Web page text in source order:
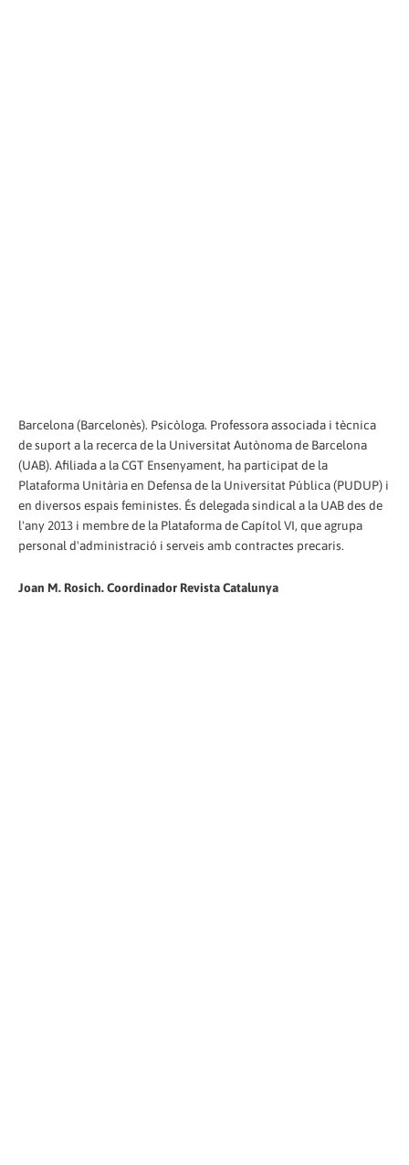
Barcelona (Barcelonès). Psicòloga. Professora associada i tècnica
de suport a la recerca de la Universitat Autònoma de Barcelona
(UAB). Afiliada a la CGT Ensenyament, ha participat de la
Plataforma Unitària en Defensa de la Universitat Pública (PUDUP) i
en diversos espais feministes. És delegada sindical a la UAB des de
l'any 2013 i membre de la Plataforma de Capítol VI, que agrupa
personal d'administració i serveis amb contractes precaris.
Joan M. Rosich. Coordinador Revista Catalunya